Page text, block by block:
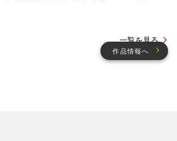
作品情報へ
一覧を見る